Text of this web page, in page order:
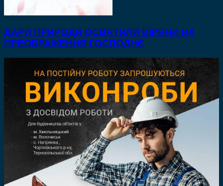
ДАРИ ПРИРОДИ ОСВЯТИЛИ ВІРЯНИ НА
ПРЕОБРАЖЕННЯ ГОСПОДНЄ